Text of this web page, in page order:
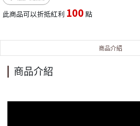
此商品可以折抵紅利 100 點
商品介紹
商品介紹